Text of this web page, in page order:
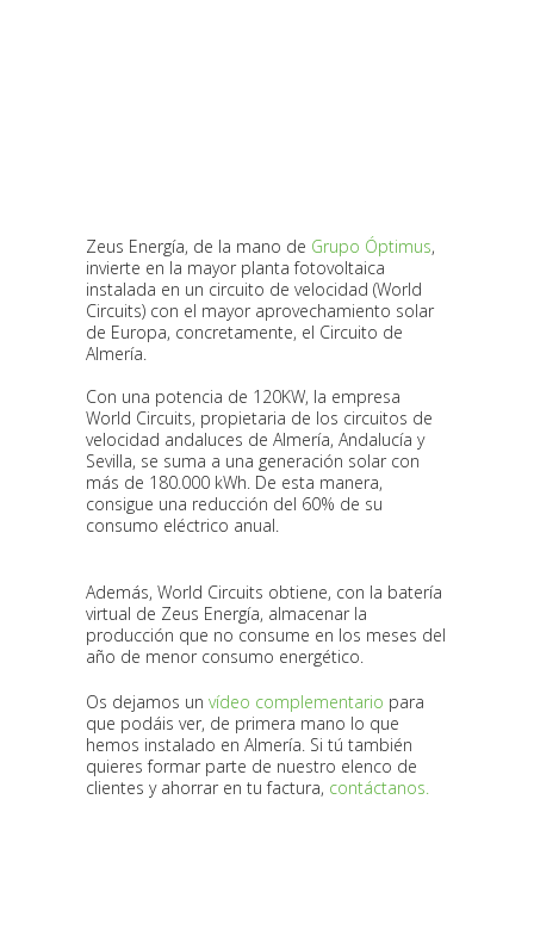
Zeus Energía, de la mano de Grupo Óptimus,
invierte en la mayor planta fotovoltaica
instalada en un circuito de velocidad (World
Circuits) con el mayor aprovechamiento solar
de Europa, concretamente, el Circuito de
Almería.
Con una potencia de 120KW, la empresa
World Circuits, propietaria de los circuitos de
velocidad andaluces de Almería, Andalucía y
Sevilla, se suma a una generación solar con
más de 180.000 kWh. De esta manera,
consigue una reducción del 60% de su
consumo eléctrico anual.
Además, World Circuits obtiene, con la batería
virtual de Zeus Energía, almacenar la
producción que no consume en los meses del
año de menor consumo energético.
Os dejamos unvídeo complementario para
que podáis ver, de primera mano lo que
hemos instalado en Almería. Si tú también
quieres formar parte de nuestro elenco de
clientes y ahorrar en tu factura, contáctanos.